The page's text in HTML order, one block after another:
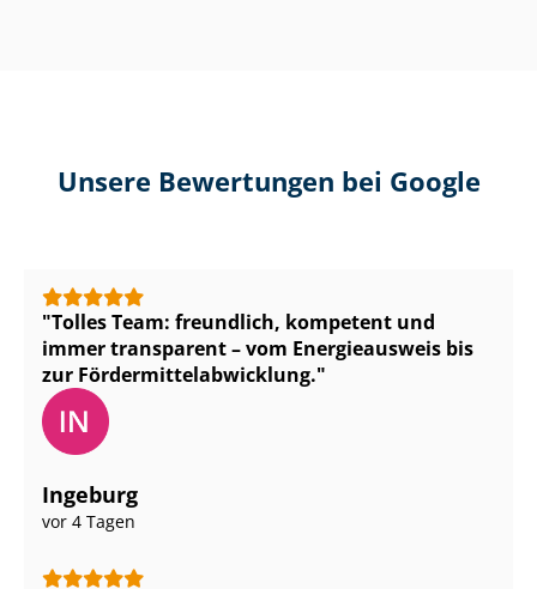
Unsere Bewertungen bei Google
Tolles Team: freundlich, kompetent und
immer transparent – vom Energieausweis bis
zur För­der­mit­tel­ab­wick­lung.
Ingeburg
vor 4 Tagen